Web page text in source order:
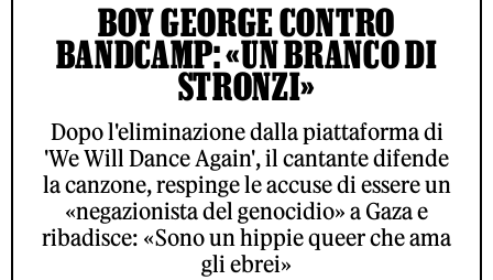
BOY GEORGE CONTRO
BANDCAMP: «UN BRANCO DI
STRONZI»
Dopo l'eliminazione dalla piattaforma di
'We Will Dance Again', il cantante difende
la canzone, respinge le accuse di essere un
«negazionista del genocidio» a Gaza e
ribadisce: «Sono un hippie queer che ama
gli ebrei»